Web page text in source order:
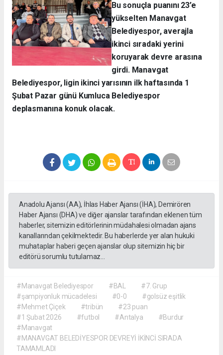
Bu sonuçla puanını 23’e
yükselten Manavgat
Belediyespor, averajla
ikinci sıradaki yerini
koruyarak devre arasına
girdi. Manavgat
Belediyespor, ligin ikinci yarısının ilk haftasında 1
Şubat Pazar günü Kumluca Belediyespor
deplasmanına konuk olacak.
Anadolu Ajansı (AA), İhlas Haber Ajansı (İHA), Demirören
Haber Ajansı (DHA) ve diğer ajanslar tarafından eklenen tüm
haberler, sitemizin editörlerinin müdahalesi olmadan ajans
kanallarından çekilmektedir. Bu haberlerde yer alan hukuki
muhataplar haberi geçen ajanslar olup sitemizin hiç bir
editörü sorumlu tutulamaz...
#Manavgat Belediyespor #BAL
#7. Grup
#şampiyonluk mücadelesi
#0-0
#golsüz eşitlik
#Mehmet Çiçek
#tribün
#23 puan
#1 Şubat 2026
#futbol #Antalya
#Burdur
#Manavgat
#MANAVGAT BELEDİYESPOR DEVREYİ İKİNCİ SIRADA
TAMAMLADI